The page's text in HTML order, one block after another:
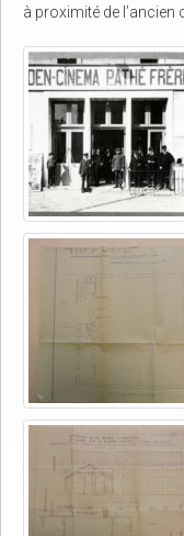
à proximité de l’ancien